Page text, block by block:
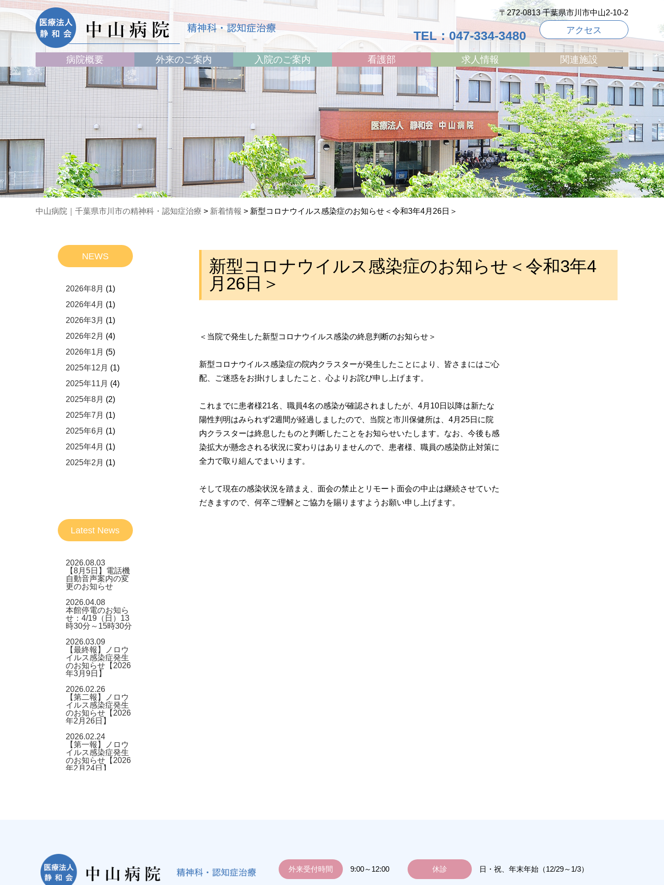
TEL：047-334-3480 アクセス
〒272-0813 千葉県市川市中山2-10-2
病院概要 外来のご案内 入院のご案内 看護部 求人情報 関連施設
中山病院｜千葉県市川市の精神科・認知症治療 > 新着情報 > 新型コロナウイルス感染症のお知らせ＜令和3年4月26日＞
新型コロナウイルス感染症のお知らせ＜令和3年4
月26日＞
＜当院で発生した新型コロナウイルス感染の終息判断のお知らせ＞
新型コロナウイルス感染症の院内クラスターが発生したことにより、皆さまにはご心
配、ご迷惑をお掛けしましたこと、心よりお詫び申し上げます。
これまでに患者様21名、職員4名の感染が確認されましたが、4月 10日以降は新たな
陽性判明はみられず2週間が経過しましたので、当院と市川保健所は、4月 25日に院
内クラスターは終息したものと判断したことをお知らせいたします。なお、今後も感
染拡大が懸念される状況に変わりはありませんので、患者様、職員の感染防止対策に
全力で取り組んでまいります。
そして現在の感染状況を踏まえ、面会の禁止とリモート面会の中止は継続させていた
だきますので、何卒ご理解とご協力を賜りますようお願い申し上げます。
NEWS
2026年8月 (1)
2026年4月 (1)
2026年3月 (1)
2026年2月 (4)
2026年1月 (5)
2025年12月 (1)
2025年11月 (4)
2025年8月 (2)
2025年7月 (1)
2025年6月 (1)
2025年4月 (1)
2025年2月 (1)
Latest News
2026.08.03
【8月5日】電話機
自動音声案内の変
更のお知らせ
2026.04.08
本館停電のお知ら
せ：4/19（日）13
時30分～15時30分
2026.03.09
【最終報】ノロウ
イルス感染症発生
のお知らせ【2026
年3月9日】
2026.02.26
【第二報】ノロウ
イルス感染症発生
のお知らせ【2026
年2月26日】
2026.02.24
【第一報】ノロウ
イルス感染症発生
のお知らせ【2026
年2月24日】
外来受付時間 9:00～12:00 休診 日・祝、年末年始（12/29～1/3）